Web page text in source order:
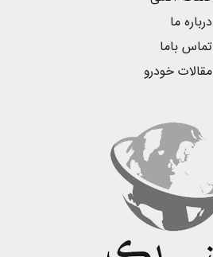
درباره ما
تماس باما
مقالات خودرو